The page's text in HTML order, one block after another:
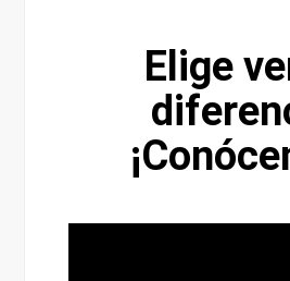
Elige